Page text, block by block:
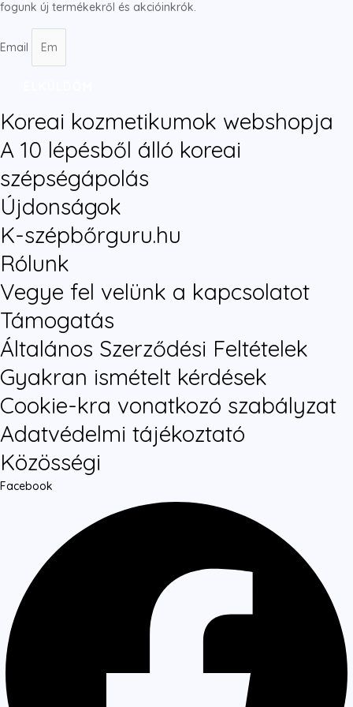
fogunk új termékekről és akcióinkrók.
Email
Koreai kozmetikumok webshopja
A 10 lépésből álló koreai
szépségápolás
Újdonságok
K-szépbőrguru.hu
Rólunk
Vegye fel velünk a kapcsolatot
Támogatás
Általános Szerződési Feltételek
Gyakran ismételt kérdések
Cookie-kra vonatkozó szabályzat
Adatvédelmi tájékoztató
Közösségi
Facebook